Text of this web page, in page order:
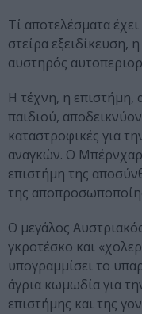
Τί αποτελέσματα
στείρα εξειδίκευση,
αυστηρός
Η τέχνη, η επιστήμη,
παιδιού,
καταστροφικές για
αναγκών. Ο
επιστήμη της
της
Ο μεγάλος
γκροτέσκο και
υπογραμμίσει το
άγρια κωμωδία για
επιστήμης και της